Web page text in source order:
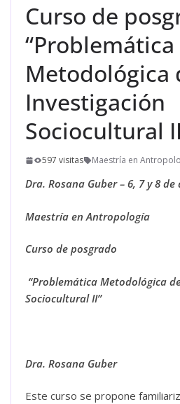
Curso de
“Problemática
Metodológica
Investigación
Sociocultural
597 visitas Maestría en
Dra. Rosana Guber – 6, 7 y 8
Maestría en Antropología
Curso de posgrado
“Problemática Metodológica
Sociocultural II”
Dra. Rosana Guber
Este curso se propone